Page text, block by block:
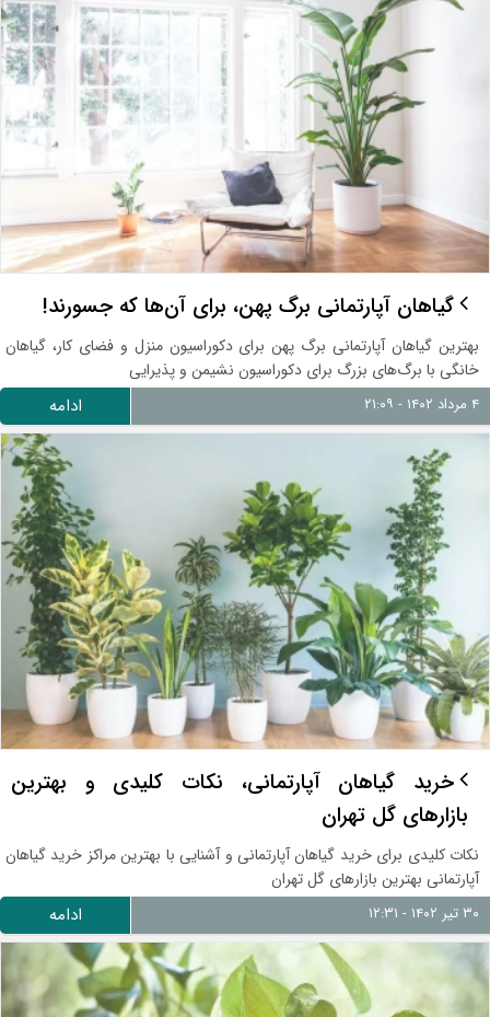
گیاهان آپارتمانی برگ پهن، برای آن‌ها که جسورند!
بهترین گیاهان آپارتمانی برگ پهن برای دکوراسیون منزل و فضای کار، گیاهان
خانگی با برگ‌های بزرگ برای دکوراسیون نشیمن و پذیرایی
ادامه
خرید گیاهان آپارتمانی، نکات کلیدی و بهترین
بازارهای گل تهران
نکات کلیدی برای خرید گیاهان آپارتمانی و آشنایی با بهترین مراکز خرید گیاهان
آپارتمانی بهترین بازارهای گل تهران
۳۰ تیر ۱۴۰۲ - ۱۲:۳۱ ادامه